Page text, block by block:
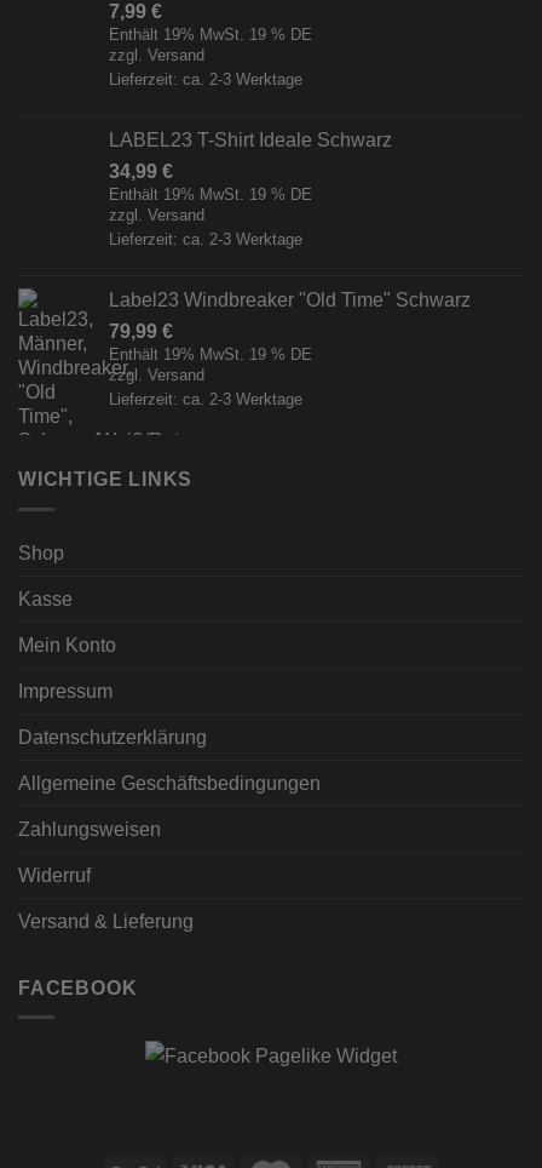
7,99 €
Enthält 19% MwSt. 19 % DE
zzgl. Versand
Lieferzeit: ca. 2-3 Werktage
LABEL23 T-Shirt Ideale Schwarz
34,99 €
Enthält 19% MwSt. 19 % DE
zzgl. Versand
Lieferzeit: ca. 2-3 Werktage
Label23 Windbreaker "Old Time" Schwarz
79,99 €
Enthält 19% MwSt. 19 % DE
zzgl. Versand
Lieferzeit: ca. 2-3 Werktage
WICHTIGE LINKS
Shop
Kasse
Mein Konto
Impressum
Datenschutzerklärung
Allgemeine Geschäftsbedingungen
Zahlungsweisen
Widerruf
Versand & Lieferung
FACEBOOK